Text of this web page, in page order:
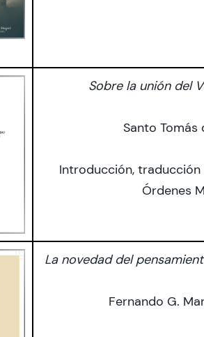
Sobre la unión del
Santo Tomás
Introducción,
Órdenes
La novedad del
Fernando G.